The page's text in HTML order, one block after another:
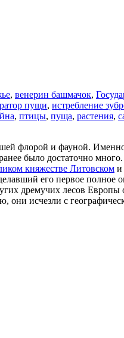
, венерин башмачок,
пущи, истребление
, птицы, пуща, растения,
флорой и фауной. Именно
было достаточно
княжестве Литовском и
его первое полное
дремучих лесов Европы
исчезли с